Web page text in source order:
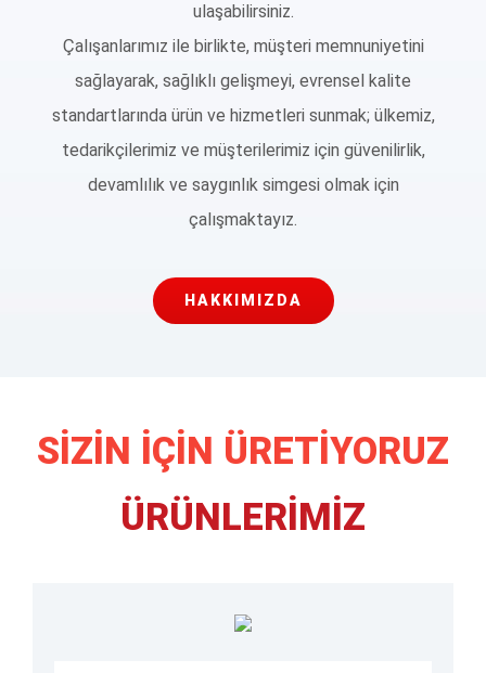
ulaşabilirsiniz.
Çalışanlarımız ile birlikte, müşteri memnuniyetini
sağlayarak, sağlıklı gelişmeyi, evrensel kalite
standartlarında ürün ve hizmetleri sunmak; ülkemiz,
tedarikçilerimiz ve müşterilerimiz için güvenilirlik,
devamlılık ve saygınlık simgesi olmak için
çalışmaktayız.
HAKKIMIZDA
SİZİN İÇİN ÜRETİYORUZ
ÜRÜNLERİMİZ